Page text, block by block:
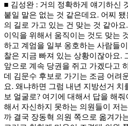
■ 김성완 : 거의 정확하게 얘기하신
붙일 말은 없는 것 같은데요. 어찌
의 길로 가고 있는 건 맞는 것 같아요
이익을 위해서 움직이는 것도 맞는
하고 계엄을 일부 옹호하는 사람들
찰은 지금 빠져 있는 상황이잖아요.
앞으로 계속 당권을 쥐고 가겠다고
데 김문수 후보로 가기는 조금 어려
요. 왜냐하면 그럼 내년 지방선거 치
보 얼굴로? 여기에 대해서 답을 해
해서 자신하지 못하는 의원들이 저
까 결국 장동혁 의원 쪽으로 옮겨가